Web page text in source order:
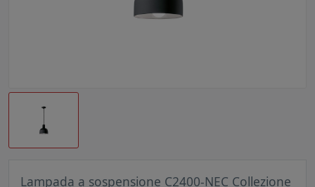
Lampada a sospensione C2400-NEC Collezione